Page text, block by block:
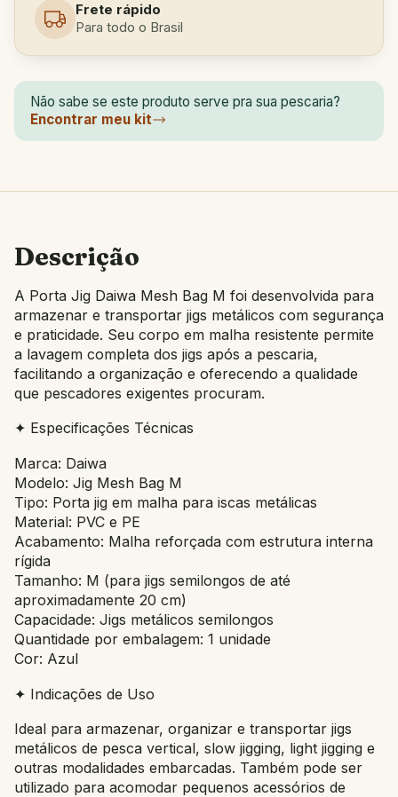
Frete rápido
Para todo o Brasil
Não sabe se este produto serve pra sua pescaria?
Encontrar meu kit
Descrição
A Porta Jig Daiwa Mesh Bag M foi desenvolvida para
armazenar e transportar jigs metálicos com segurança
e praticidade. Seu corpo em malha resistente permite
a lavagem completa dos jigs após a pescaria,
facilitando a organização e oferecendo a qualidade
que pescadores exigentes procuram.
✦ Especificações Técnicas
Marca: Daiwa
Modelo: Jig Mesh Bag M
Tipo: Porta jig em malha para iscas metálicas
Material: PVC e PE
Acabamento: Malha reforçada com estrutura interna
rígida
Tamanho: M (para jigs semilongos de até
aproximadamente 20 cm)
Capacidade: Jigs metálicos semilongos
Quantidade por embalagem: 1 unidade
Cor: Azul
✦ Indicações de Uso
Ideal para armazenar, organizar e transportar jigs
metálicos de pesca vertical, slow jigging, light jigging e
outras modalidades embarcadas. Também pode ser
utilizado para acomodar pequenos acessórios de